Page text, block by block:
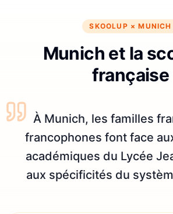
SKOOLUP ×MUNICH
Munich et la
française
À Munich, les familles
francophones font face
académiques du Lycée
aux spécificités du